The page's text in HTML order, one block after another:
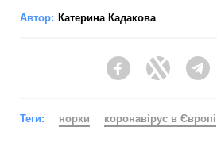
Автор: Катерина Кадакова
FacebookTwitter
Теги: норки коронавірус в Європі